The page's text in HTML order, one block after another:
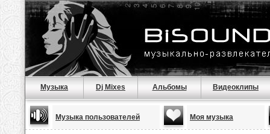
Музыка Dj Mixes Альбомы Видеоклипы
Музыка пользователей Моя музыка